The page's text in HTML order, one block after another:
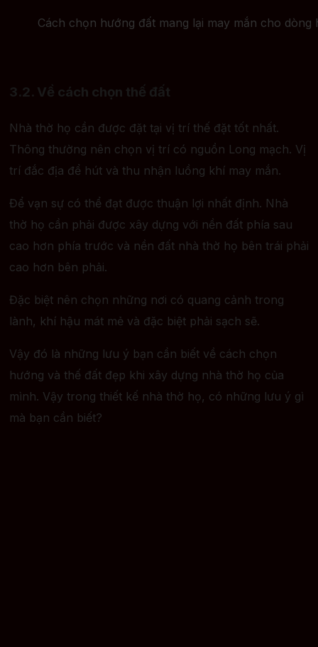
Cách chọn hướng đất mang lại may mắn cho dòng
3.2. Về cách chọn thế đất
Nhà thờ họ cần được đặt tại vị trí thế đặt tốt nhất.
Thông thường nên chọn vị trí có nguồn Long mạch. Vị
trí đắc địa để hút và thu nhận luồng khí may mắn.
Để vạn sự có thể đạt được thuận lợi nhất định. Nhà
thờ họ cần phải được xây dựng với nền đất phía sau
cao hơn phía trước và nền đất nhà thờ họ bên trái phải
cao hơn bên phải.
Đặc biệt nên chọn những nơi có quang cảnh trong
lành, khí hậu mát mẻ và đặc biệt phải sạch sẽ.
Vậy đó là những lưu ý bạn cần biết về cách chọn
hướng và thế đất đẹp khi xây dựng nhà thờ họ của
mình. Vậy trong thiết kế nhà thờ họ, có những lưu ý gì
mà bạn cần biết?